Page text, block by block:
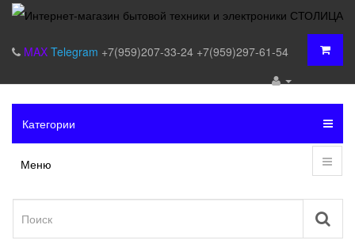
MAX Telegram +7(959)207-33-24 +7(959)297-61-54
Категории
Меню